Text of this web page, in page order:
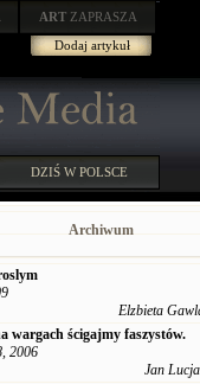
ART ZAPRASZA
Dodaj artykuł
DZIŚ W POLSCE
Archiwum
Elzbieta
wargach ścigajmy faszystów.
2006
Jan